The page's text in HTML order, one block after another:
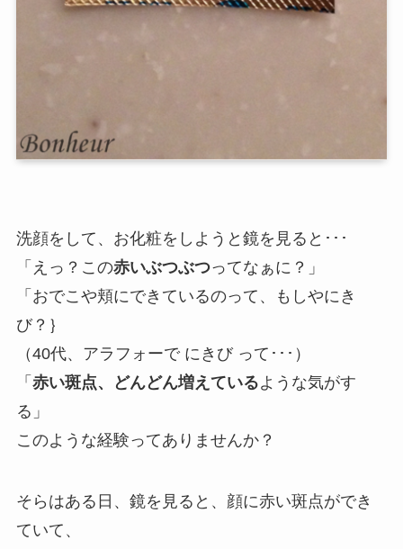
洗顔をして、お化粧をしようと鏡を見ると･･･
「えっ？この赤いぶつぶつってなぁに？」
「おでこや頬にできているのって、もしやにき
び？｝
（40代、アラフォーで にきび って･･･）
「 赤い斑点、どんどん増えているような気がす
る」
このような経験ってありませんか？
そらはある日、鏡を見ると、顔に赤い斑点ができ
ていて、